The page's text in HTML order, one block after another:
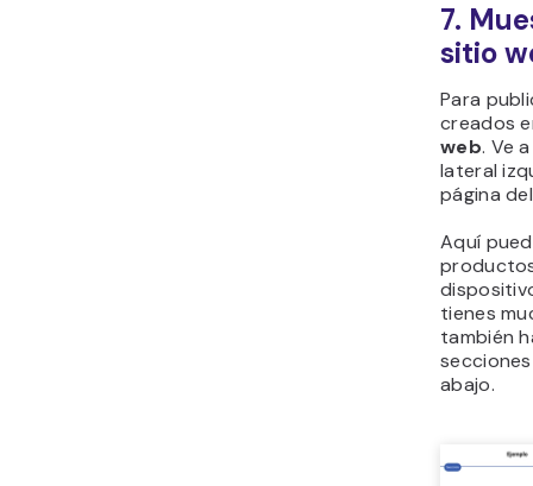
7.
sitio
Para
creados
web. Ve
lateral
página
Aquí
tienes
también
abajo.